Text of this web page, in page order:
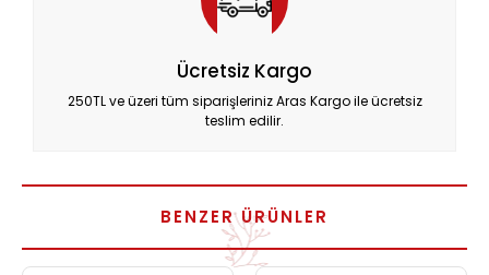
Ücretsiz Kargo
250TL ve üzeri tüm siparişleriniz Aras Kargo ile ücretsiz
teslim edilir.
BENZER ÜRÜNLER